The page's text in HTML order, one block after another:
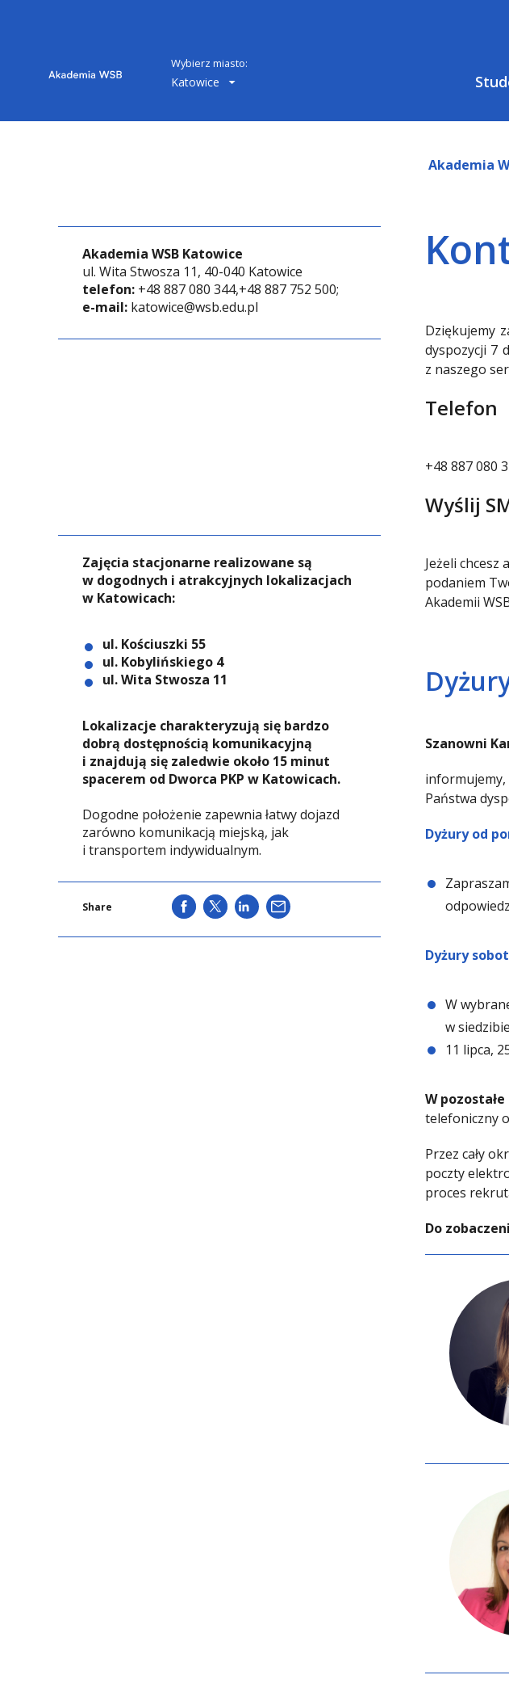
Wybierz miasto:
Katowice
Akademia
Akademia WSB Katowice
ul. Wita Stwosza 11, 40-040 Katowice
telefon: +48 887 080 344,+48 887 752 500;
e-mail: katowice@wsb.edu.pl
Zajęcia stacjonarne realizowane są
w dogodnych i atrakcyjnych lokalizacjach
w Katowicach:
ul. Kościuszki 55
ul. Kobylińskiego 4
ul. Wita Stwosza 11
Lokalizacje charakteryzują się bardzo
dobrą dostępnością komunikacyjną
i znajdują się zaledwie około 15 minut
spacerem od Dworca PKP w Katowicach.
Dogodne położenie zapewnia łatwy dojazd
zarówno komunikacją miejską, jak
i transportem indywidualnym.
Share SHARE SHARE SHARE
Dziękujemy
dyspozycji 7
z naszego
Telefon
+48 887 080
Wyślij
Jeżeli chcesz
podaniem
Akademii
Szanowni
informujemy,
Państwa
Dyżury od
Dyżury
W
w
11 lipca,
W
telefoniczny
Przez cały
poczty
proces
Do